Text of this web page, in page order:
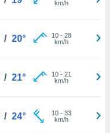
km/h
/ 20° 10- 28
km/h
/ 21° 10- 21
km/h
/ 24° 10- 33
km/h